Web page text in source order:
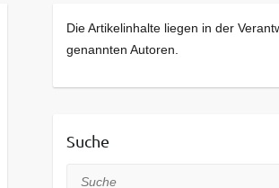
Die Artikelinhalte liegen in der
genannten Autoren.
Suche
Suche